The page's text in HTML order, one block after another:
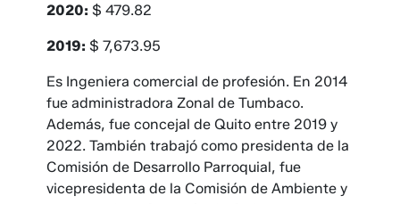
2020: $ 479.82
2019: $ 7,673.95
Es Ingeniera comercial de profesión. En 2014
fue administradora Zonal de Tumbaco.
Además, fue concejal de Quito entre 2019 y
2022. También trabajó como presidenta de la
Comisión de Desarrollo Parroquial, fue
vicepresidenta de la Comisión de Ambiente y